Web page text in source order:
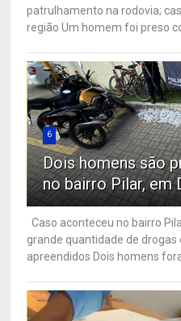
patrulhamento na rodovia;
região Um homem foi preso
6
Dois homens são
no bairro Pilar, em
Caso aconteceu no bairro
grande quantidade de
apreendidos Dois homens